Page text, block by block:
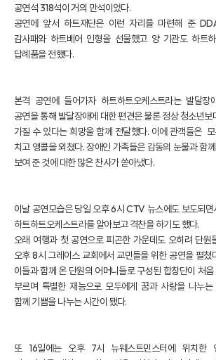
공연석 318석이 거의 만석이었다.
공연에 앞서 하트재단은 이런 자리를 마련해 준
감사패와 하트베어 인형을 선물했고 양 기관도 하트
답례품을 전했다.
본격 공연에 들어가자 하트하트오케스트라는 발달장
공연을 통해 발달장애에 대한 편견은 물론 정상 청소년
가질 수 있다는 희망을 함께 전달했다. 이에 관객들은
치고 앵콜을 외쳤다. 장애인 가족들은 감동의 눈물과 함
보여 준 것에 대한 많은 찬사가 쏟아냈다.
이날 공연모습은 당일 오후 6시 CTV 뉴스에도 보도되
하트하트오케스트라를 알아보고 격찬을 하기도 했다.
오래 여행과 첫 공연으로 피곤한 가운데도 오히려 단원
오후 8시 그레이스 교회에서 교민들을 위한 공연을 펼쳤
이들과 함께 온 단원의 어머니들로 구성된 합창단이 처
부르며 특별한 재능으로 모두에게 꿈과 사랑을 나누
함께 기쁨을 나누는 시간이 됐다.
또 16일에는 오후 7시 뉴웨스트민스터에 위치한